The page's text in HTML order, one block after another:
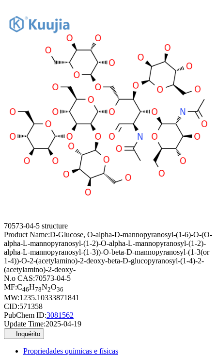
70573-04-5 structure
Product Name:D-Glucose, O-alpha-D-mannopyranosyl-(1-6)-O-(O-
alpha-L-mannopyranosyl-(1-2)-O-alpha-L-mannopyranosyl-(1-2)-
alpha-L-mannopyranosyl-(1-3))-O-beta-D-mannopyranosyl-(1-3(or
1-4))-O-2-(acetylamino)-2-deoxy-beta-D-glucopyranosyl-(1-4)-2-
(acetylamino)-2-deoxy-
N.o CAS:70573-04-5
MF:C46H78N2O36
MW:1235.10333871841
CID:571358
PubChem ID:3081562
Update Time:2025-04-19
Inquérito
Propriedades químicas e físicas